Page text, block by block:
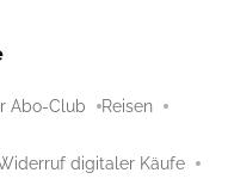
Abo-Club Reisen
digitaler Käufe